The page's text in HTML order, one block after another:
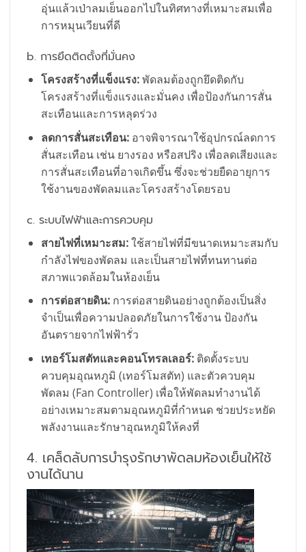
อุ่นแล้วเป่าลมเย็นออกไปในทิศทางที่เหมาะสมเพื่อ
การหมุนเวียนที่ดี
b. การยึดติดตั้งที่มั่นคง
โครงสร้างที่แข็งแรง:พัดลมต้องถูกยึดติดกับ
โครงสร้างที่แข็งแรงและมั่นคง เพื่อป้องกันการสั่น
สะเทือนและการหลุดร่วง
ลดการสั่นสะเทือน:อาจพิจารณาใช้อุปกรณ์ลดการ
สั่นสะเทือน เช่น ยางรอง หรือสปริง เพื่อลดเสียงและ
การสั่นสะเทือนที่อาจเกิดขึ้น ซึ่งจะช่วยยืดอายุการ
ใช้งานของพัดลมและโครงสร้างโดยรอบ
c. ระบบไฟฟ้าและการควบคุม
สายไฟที่เหมาะสม:ใช้สายไฟที่มีขนาดเหมาะสมกับ
กำลังไฟของพัดลม และเป็นสายไฟที่ทนทานต่อ
สภาพแวดล้อมในห้องเย็น
การต่อสายดิน:การต่อสายดินอย่างถูกต้องเป็นสิ่ง
จำเป็นเพื่อความปลอดภัยในการใช้งาน ป้องกัน
อันตรายจากไฟฟ้ารั่ว
เทอร์โมสตัทและคอนโทรลเลอร์:ติดตั้งระบบ
ควบคุมอุณหภูมิ (เทอร์โมสตัท) และตัวควบคุม
พัดลม (Fan Controller) เพื่อให้พัดลมทำงานได้
อย่างเหมาะสมตามอุณหภูมิที่กำหนด ช่วยประหยัด
พลังงานและรักษาอุณหภูมิให้คงที่
4. เคล็ดลับการบำรุงรักษาพัดลมห้องเย็นให้ใช้
งานได้นาน